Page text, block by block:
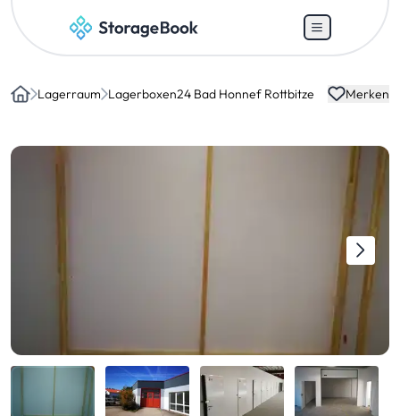
Lagerraum Lagerboxen24 Bad Honnef Rottbitze Merken